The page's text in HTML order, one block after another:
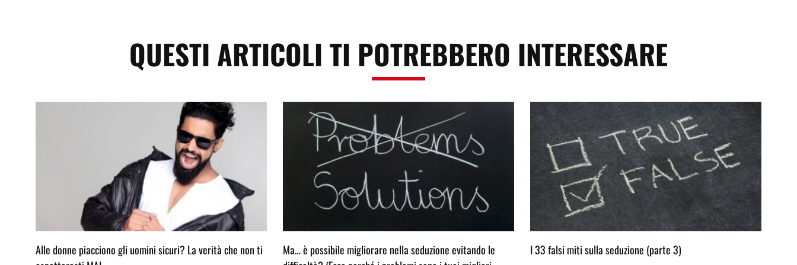
QUESTI ARTICOLI TI POTREBBERO INTERESSARE
Alle donne piacciono gli uomini sicuri? La verità che non ti
Ma… è possibile migliorare nella seduzione evitando le
I 33 falsi miti sulla seduzione (parte 3)